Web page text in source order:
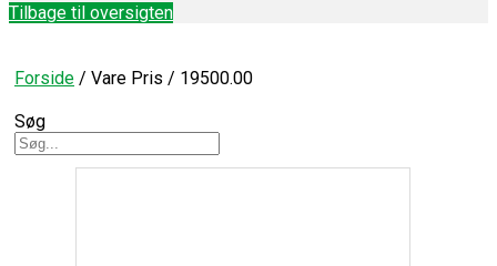
Tilbage til oversigten
Forside / Vare Pris / 19500.00
Søg